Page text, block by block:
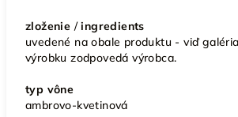
zloženie /ingredients
uvedené na obale produktu - viď
výrobku zodpovedá výrobca.
typ vône
ambrovo-kvetinová